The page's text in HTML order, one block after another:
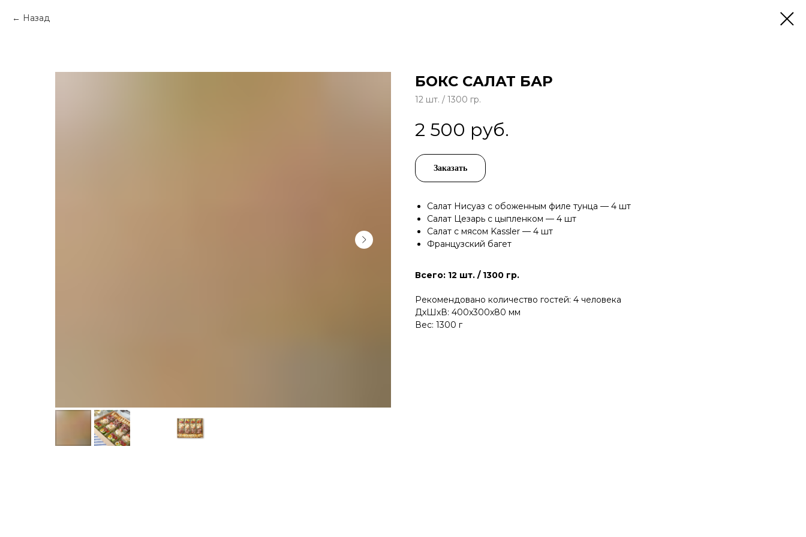
Назад
БОКС САЛАТ БАР
12 шт. / 1300 гр.
2 500 руб.
Заказать
Салат Нисуаз с обоженным филе тунца — 4 шт
Салат Цезарь с цыпленком — 4 шт
Салат с мясом Kassler — 4 шт
Французский багет
Всего: 12 шт. / 1300 гр.
Рекомендовано количество гостей: 4 человека
ДxШxВ: 400x300x80 мм
Вес: 1300 г